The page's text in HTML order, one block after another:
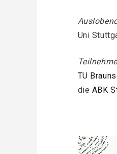
Uni
TU
die ABK